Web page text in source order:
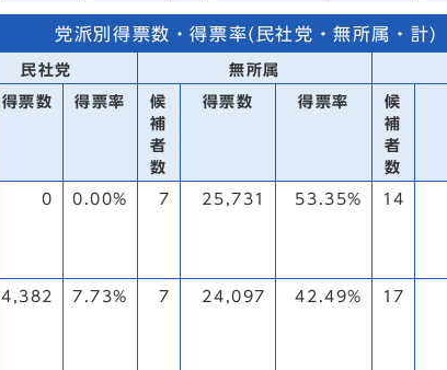
党派別得票数・得票率(民社党・無所属・計)
民社党 無所属
得票数 得票率
候
補
者
数
得票数 得票率
候
補
者
数
0 0.00% 7 25,731 53.35% 14
4,382 7.73% 7 24,097 42.49% 17